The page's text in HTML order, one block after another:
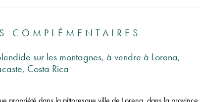
COMPLÉMENTAIRES
sur les montagnes, à vendre à Lorena,
Costa Rica